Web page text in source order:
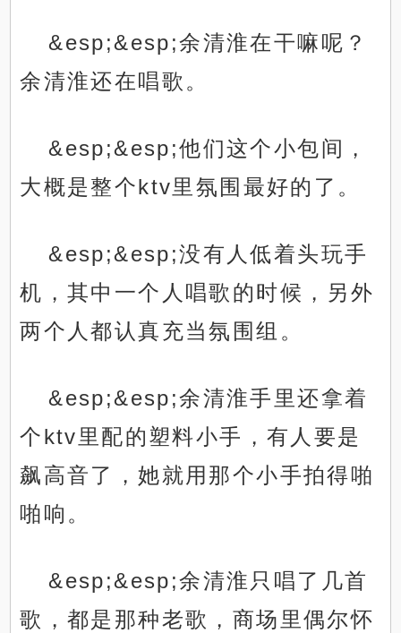
&esp;&esp;余清淮在干嘛呢？
余清淮还在唱歌。
&esp;&esp;他们这个小包间，
大概是整个ktv里氛围最好的了。
&esp;&esp;没有人低着头玩手
机，其中一个人唱歌的时候，另外
两个人都认真充当氛围组。
&esp;&esp;余清淮手里还拿着
个ktv里配的塑料小手，有人要是
飙高音了，她就用那个小手拍得啪
啪响。
&esp;&esp;余清淮只唱了几首
歌，都是那种老歌，商场里偶尔怀